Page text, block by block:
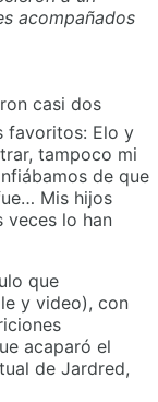
acompañados
casi dos
favoritos: Elo y
tampoco mi
de que
Mis hijos
veces lo han
que
y video), con
acaparó el
de Jardred,